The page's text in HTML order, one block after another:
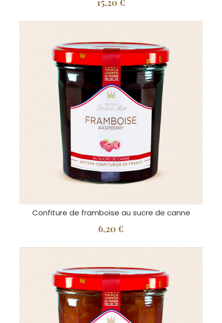
15,20 €
Confiture de framboise au sucre de canne
6,20 €